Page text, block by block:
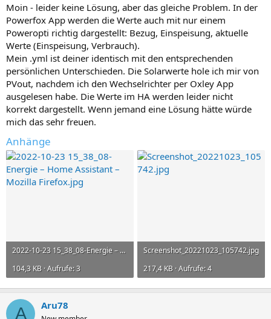
Moin - leider keine Lösung, aber das gleiche Problem. In der
Powerfox App werden die Werte auch mit nur einem
Poweropti richtig dargestellt: Bezug, Einspeisung, aktuelle
Werte (Einspeisung, Verbrauch).
Mein .yml ist deiner identisch mit den entsprechenden
persönlichen Unterschieden. Die Solarwerte hole ich mir von
PVout, nachdem ich den Wechselrichter per Oxley App
ausgelesen habe. Die Werte im HA werden leider nicht
korrekt dargestellt. Wenn jemand eine Lösung hätte würde
mich das sehr freuen.
Anhänge
2022-10-23 15_38_08-Energie – Home Assistant – Mozilla Firefox.jpg
104,3 KB · Aufrufe: 3
Screenshot_20221023_105742.jpg
217,4 KB · Aufrufe: 4
A Aru78